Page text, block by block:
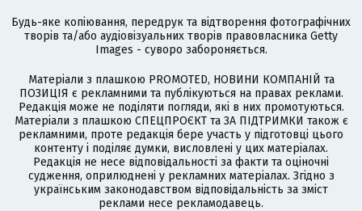
Будь-яке копіювання, передрук та відтворення фотографічних
творів та/або аудіовізуальних творів правовласника Getty
Images - суворо забороняється.
Матеріали з плашкою PROMOTED, НОВИНИ КОМПАНІЙ та
ПОЗИЦІЯ є рекламними та публікуються на правах реклами.
Редакція може не поділяти погляди, які в них промотуються.
Матеріали з плашкою СПЕЦПРОЄКТ та ЗА ПІДТРИМКИ також є
рекламними, проте редакція бере участь у підготовці цього
контенту і поділяє думки, висловлені у цих матеріалах.
Редакція не несе відповідальності за факти та оціночні
судження, оприлюднені у рекламних матеріалах. Згідно з
українським законодавством відповідальність за зміст
реклами несе рекламодавець.